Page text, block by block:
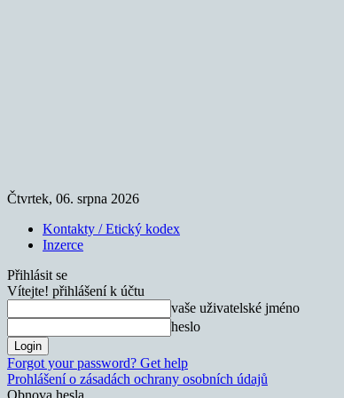
Čtvrtek, 06. srpna 2026
Kontakty / Etický kodex
Inzerce
Přihlásit se
Vítejte! přihlášení k účtu
vaše uživatelské jméno
heslo
Forgot your password? Get help
Prohlášení o zásadách ochrany osobních údajů
Obnova hesla